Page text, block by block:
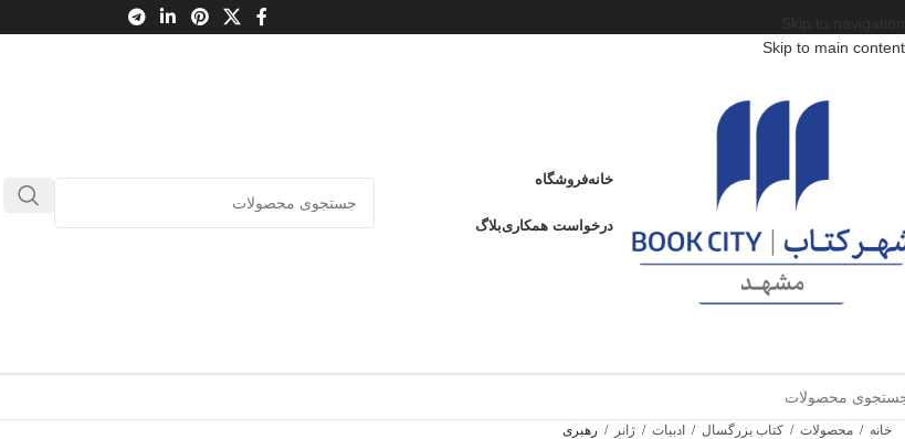
Skip to main content
خانهفروشگاه
درخواست همکاریبلاگ
خانه / محصولات / کتاب بزرگسال / ادبیات / ژانر / رهبری